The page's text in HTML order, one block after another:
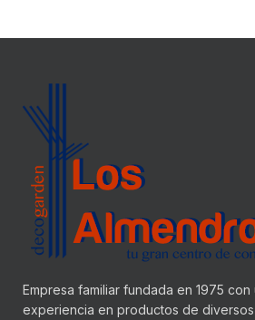
Empresa familiar fundada en 1975 con
experiencia en productos de diversos